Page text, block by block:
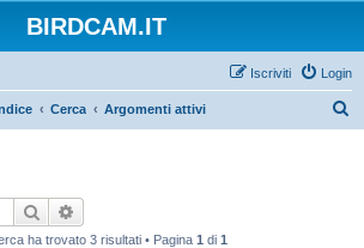
BIRDCAM.IT
Login
Iscriviti
Cerca Argomenti attivi
Cerca
ha trovato 3 risultati • Pagina 1 di 1